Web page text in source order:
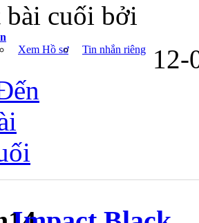
bài cuối bởi
Xem Hồ sơ
Tin nhắn riêng